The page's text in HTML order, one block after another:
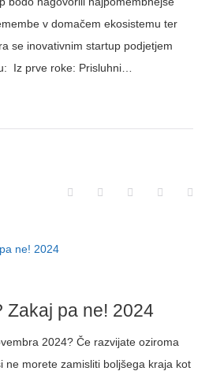
v domačem ekosistemu ter
se inovativnim startup podjetjem
Iz prve roke: Prisluhni…
Zakaj pa ne! 2024
2024? Če razvijate oziroma
ne morete zamisliti boljšega kraja kot